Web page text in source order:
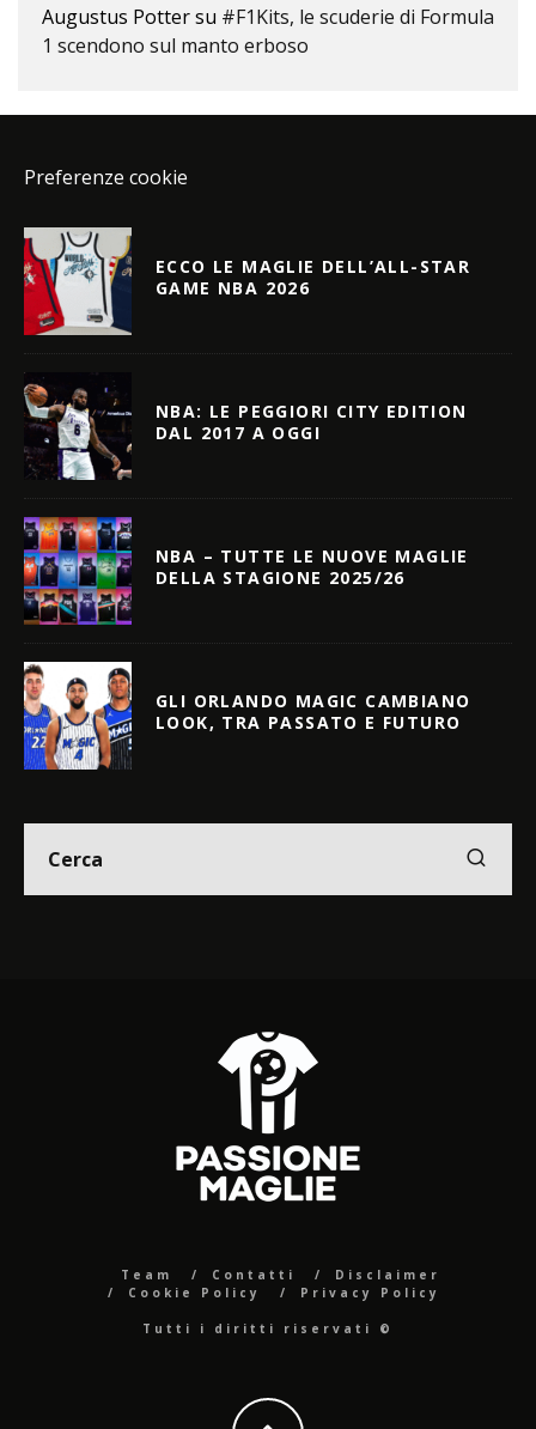
Augustus Pottersu #F1Kits, le scuderie di Formula
1 scendono sul manto erboso
Preferenze cookie
ECCO LE MAGLIE DELL’ALL-STAR
GAME NBA 2026
NBA: LE PEGGIORI CITY EDITION
DAL 2017 A OGGI
NBA – TUTTE LE NUOVE MAGLIE
DELLA STAGIONE 2025/26
GLI ORLANDO MAGIC CAMBIANO
LOOK, TRA PASSATO E FUTURO
Team Contatti
Disclaimer
Cookie Policy
Privacy Policy
Tutti i diritti riservati ©